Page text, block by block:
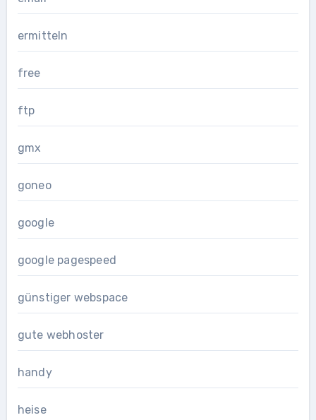
ermitteln
free
ftp
gmx
goneo
google
google pagespeed
günstiger webspace
gute webhoster
handy
heise